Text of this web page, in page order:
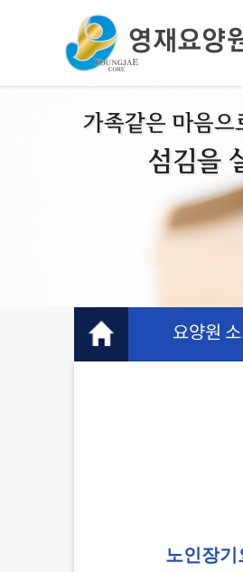
가족같은 마음으
섬김을 실
요양원 소
노인장기